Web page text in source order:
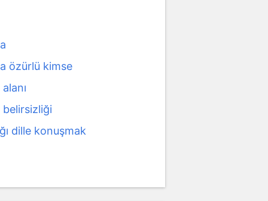
özürlü kimse
belirsizliği
dille konuşmak